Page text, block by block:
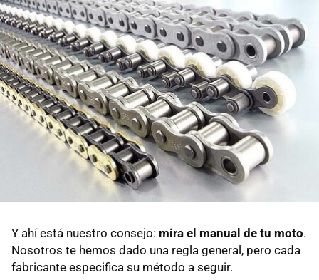
Y ahí está nuestro consejo: mira el manual de tu moto.
Nosotros te hemos dado una regla general, pero cada
fabricante especifica su método a seguir.